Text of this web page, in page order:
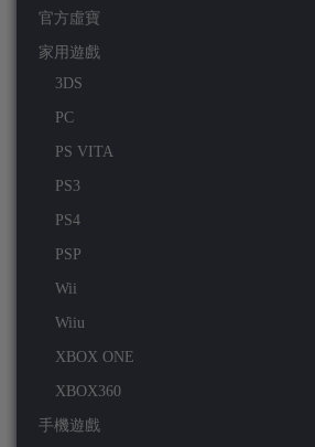
官方虛寶
家用遊戲
3DS
PC
PS VITA
PS3
PS4
PSP
Wii
Wiiu
XBOX ONE
XBOX360
手機遊戲